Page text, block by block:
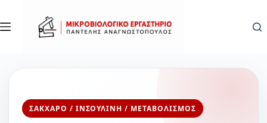
περιεχόμενο
ΣΑΚΧΑΡΟ / ΙΝΣΟΥΛΙΝΗ / ΜΕΤΑΒΟΛΙΣΜΟΣ